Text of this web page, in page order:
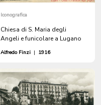
Iconografica
Chiesa di S. Maria degli
Angeli e funicolare a Lugano
Alfredo Finzi | 1916